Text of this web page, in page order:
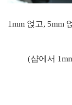
1mm 얹고, 5mm
(샵에서